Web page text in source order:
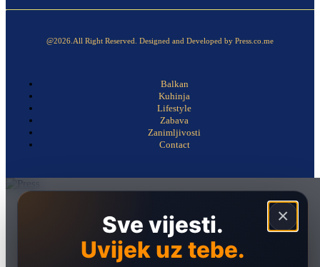
@2026.All Right Reserved. Designed and Developed by Press.co.me
Balkan
Kuhinja
Lifestyle
Zabava
Zanimljivosti
Contact
×
Sve vijesti.
Uvijek uz tebe.